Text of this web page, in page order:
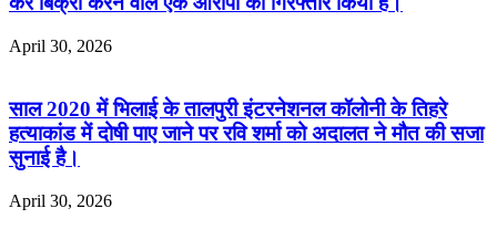
April 30, 2026
साल 2020 में भिलाई के तालपुरी इंटरनेशनल कॉलोनी के तिहरे
हत्याकांड में दोषी पाए जाने पर रवि शर्मा को अदालत ने मौत की सजा
सुनाई है।
April 30, 2026